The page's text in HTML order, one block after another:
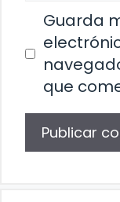
Guarda
que